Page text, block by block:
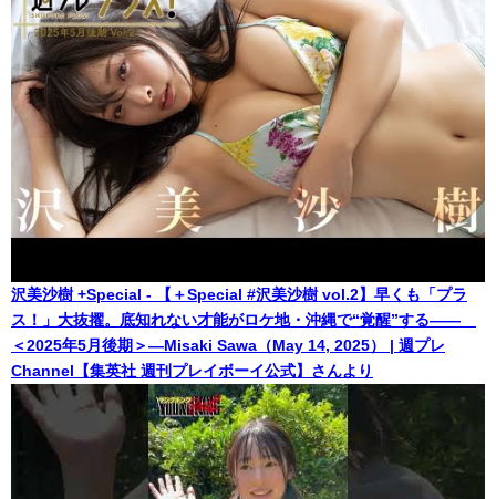
沢美沙樹 +Special - 【＋Special #沢美沙樹 vol.2】早くも「プラ
ス！」大抜擢。底知れない才能がロケ地・沖縄で“覚醒”する――
＜2025年5月後期＞―Misaki Sawa（May 14, 2025） | 週プレ
Channel【集英社 週刊プレイボーイ公式】さんより